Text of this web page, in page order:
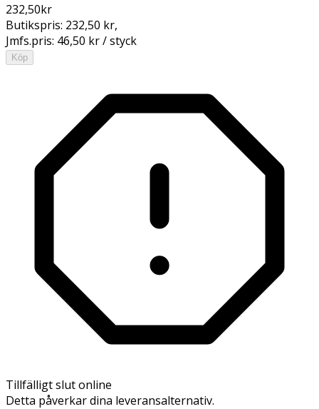
232,50kr
Butikspris: 232,50 kr,
Jmfs.pris: 46,50 kr / styck
Köp
Tillfälligt slut online
Detta påverkar dina leveransalternativ.